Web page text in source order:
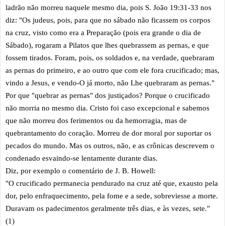
ladrão não morreu naquele mesmo dia, pois S. João 19:31-33 nos
diz: "Os judeus, pois, para que no sábado não ficassem os corpos
na cruz, visto como era a Preparação (pois era grande o dia de
Sábado), rogaram a Pilatos que lhes quebrassem as pernas, e que
fossem tirados. Foram, pois, os soldados e, na verdade, quebraram
as pernas do primeiro, e ao outro que com ele fora crucificado; mas,
vindo a Jesus, e vendo-O já morto, não Lhe quebraram as pernas."
Por que "quebrar as pernas" dos justiçados? Porque o crucificado
não morria no mesmo dia. Cristo foi caso excepcional e sabemos
que não morreu dos ferimentos ou da hemorragia, mas de
quebrantamento do coração. Morreu de dor moral por suportar os
pecados do mundo. Mas os outros, não, e as crônicas descrevem o
condenado esvaindo-se lentamente durante dias.
Diz, por exemplo o comentário de J. B. Howell:
"O crucificado permanecia pendurado na cruz até que, exausto pela
dor, pelo enfraquecimento, pela fome e a sede, sobreviesse a morte.
Duravam os padecimentos geralmente três dias, e às vezes, sete."
(1)